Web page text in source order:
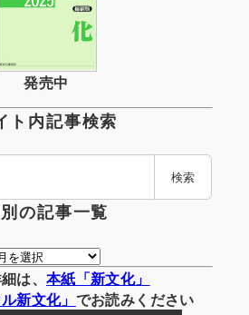
発売中
ト内記事検索
検索
の記事一覧
は、 本紙「新文化」
新文化」 でお読みください